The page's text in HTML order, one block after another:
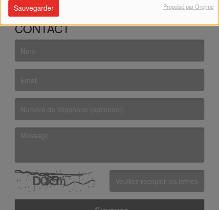
Sauvegarder Propulsé par Orejime
CONTACT